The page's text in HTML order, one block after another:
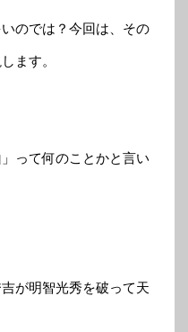
のでは？今回は、その
ます。
って何のことかと言い
が明智光秀を破って天